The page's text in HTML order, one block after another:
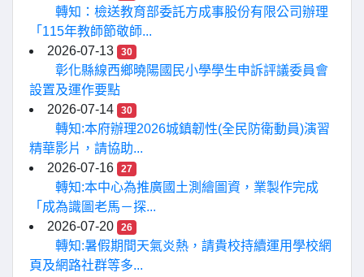
轉知：檢送教育部委託方成事股份有限公司辦理
「115年教師節敬師...
2026-07-13
30
彰化縣線西鄉曉陽國民小學學生申訴評議委員會
設置及運作要點
2026-07-14
30
轉知:本府辦理2026城鎮韌性(全民防衛動員)演習
精華影片，請協助...
2026-07-16
27
轉知:本中心為推廣國土測繪圖資，業製作完成
「成為識圖老馬－探...
2026-07-20
26
轉知:暑假期間天氣炎熱，請貴校持續運用學校網
頁及網路社群等多...